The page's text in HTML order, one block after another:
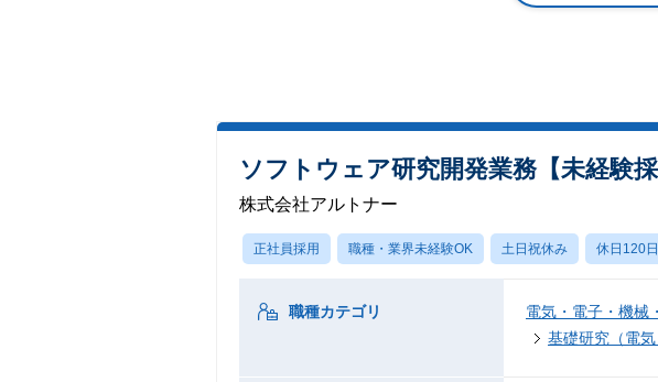
ソフトウェア研究開発業務【未経験
株式会社アルトナー
正社員採用 職種・業界未経験OK 土日祝休み 休日120
職種カテゴリ 電気・電子・機械
基礎研究（電